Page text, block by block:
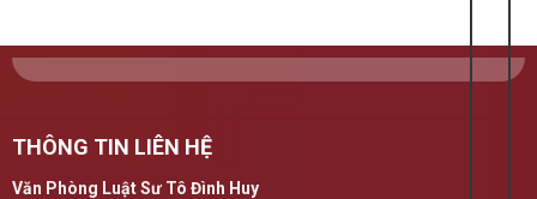
THÔNG TIN LIÊN HỆ
Văn Phòng Luật Sư Tô Đình Huy